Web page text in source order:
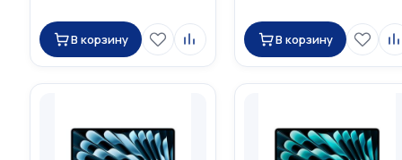
В корзину В корзину